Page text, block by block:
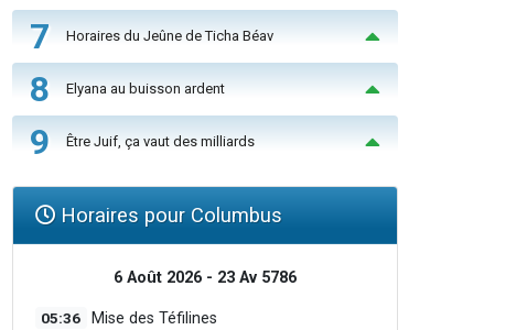
7 Horaires du Jeûne de Ticha Béav
8 Elyana au buisson ardent
9 Être Juif, ça vaut des milliards
Horaires pour Columbus
6 Août 2026 - 23 Av 5786
05:36 Mise des Téfilines